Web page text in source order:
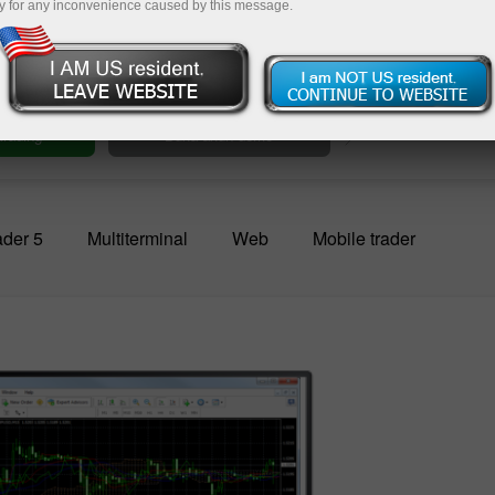
yang
5 Multiterminal Web Mobile trader
for any inconvenience caused by this message.